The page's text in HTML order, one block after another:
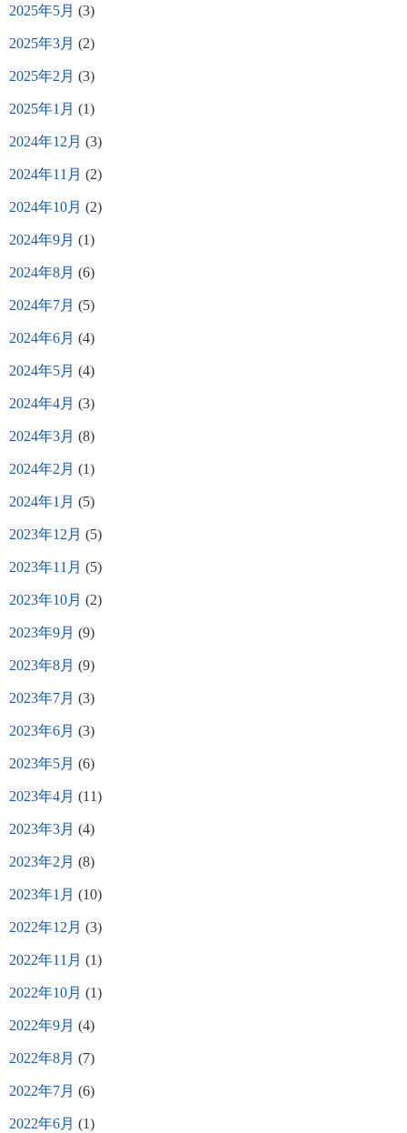
2025年5月 (3)
2025年3月 (2)
2025年2月 (3)
2025年1月 (1)
2024年12月 (3)
2024年11月 (2)
2024年10月 (2)
2024年9月 (1)
2024年8月 (6)
2024年7月 (5)
2024年6月 (4)
2024年5月 (4)
2024年4月 (3)
2024年3月 (8)
2024年2月 (1)
2024年1月 (5)
2023年12月 (5)
2023年11月 (5)
2023年10月 (2)
2023年9月 (9)
2023年8月 (9)
2023年7月 (3)
2023年6月 (3)
2023年5月 (6)
2023年4月 (11)
2023年3月 (4)
2023年2月 (8)
2023年1月 (10)
2022年12月 (3)
2022年11月 (1)
2022年10月 (1)
2022年9月 (4)
2022年8月 (7)
2022年7月 (6)
2022年6月 (1)